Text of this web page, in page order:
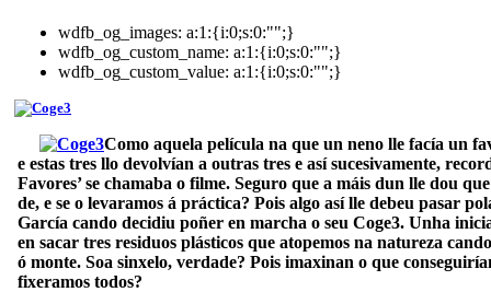
wdfb_og_images: a:1:{i:0;s:0:"";}
wdfb_og_custom_name: a:1:{i:0;s:0:"";}
wdfb_og_custom_value: a:1:{i:0;s:0:"";}
Como aquela película na que un neno lle facía un
e estas tres llo devolvían a outras tres e así sucesivamente,
Favores’ se chamaba o filme. Seguro que a máis dun lle dou
de, e se o levaramos á práctica? Pois algo así lle debeu pasar
García cando decidiu poñer en marcha o seu Coge3. Unha
en sacar tres residuos plásticos que atopemos na natureza
ó monte. Soa sinxelo, verdade? Pois imaxinan o que
fixeramos todos?